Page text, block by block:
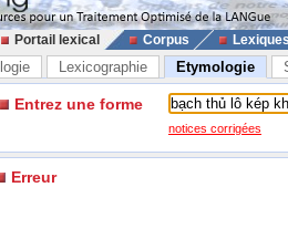
Portail lexical Corpus
Lexicographie Etymologie
Entrez une forme
notices corrigées
Erreur